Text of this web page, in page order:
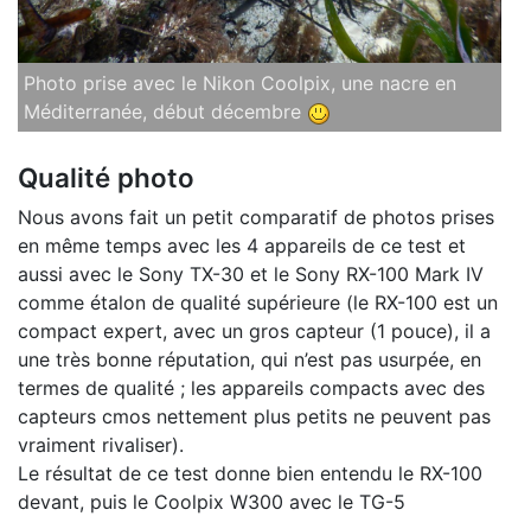
Photo prise avec le Nikon Coolpix, une nacre en
Méditerranée, début décembre
Qualité photo
Nous avons fait un petit comparatif de photos prises
en même temps avec les 4 appareils de ce test et
aussi avec le Sony TX-30 et le Sony RX-100 Mark IV
comme étalon de qualité supérieure (le RX-100 est un
compact expert, avec un gros capteur (1 pouce), il a
une très bonne réputation, qui n’est pas usurpée, en
termes de qualité ; les appareils compacts avec des
capteurs cmos nettement plus petits ne peuvent pas
vraiment rivaliser).
Le résultat de ce test donne bien entendu le RX-100
devant, puis le Coolpix W300 avec le TG-5